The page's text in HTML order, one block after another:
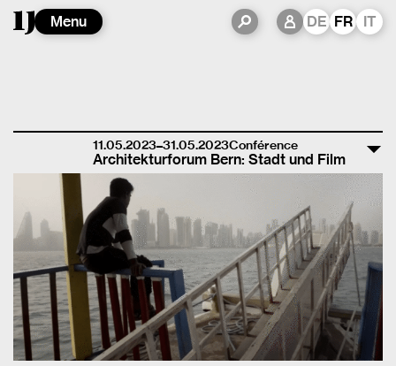
Menu DE FR IT
11.05.2023–31.05.2023Conférence
Architekturforum Bern: Stadt und Film